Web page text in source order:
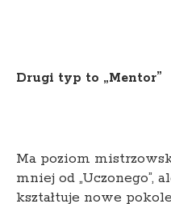
Drugi typ to „Mentor”
Ma poziom
mniej od „Uczonego”,
kształtuje nowe